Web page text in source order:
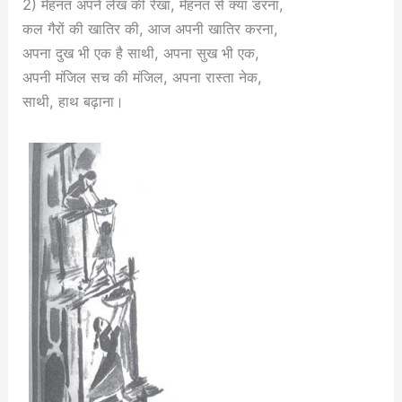
2) मेहनत अपने लेख की रेखा, मेहनत से क्या डरना,
कल गैरों की खातिर की, आज अपनी खातिर करना,
अपना दुख भी एक है साथी, अपना सुख भी एक,
अपनी मंजिल सच की मंजिल, अपना रास्ता नेक,
साथी, हाथ बढ़ाना।